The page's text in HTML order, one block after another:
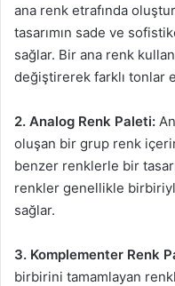
ana renk etrafında
tasarımın sade ve
sağlar. Bir ana renk
değiştirerek farklı tonlar
2. Analog Renk Paleti:
oluşan bir grup renk
benzer renklerle bir
renkler genellikle
sağlar.
3. Komplementer Renk
birbirini tamamlayan